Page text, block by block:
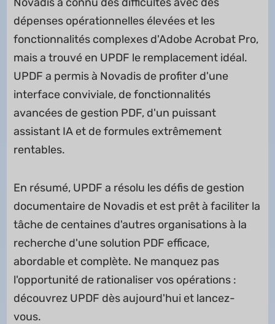
dépenses opérationnelles élevées et les
fonctionnalités complexes d'Adobe Acrobat Pro,
mais a trouvé en UPDF le remplacement idéal.
UPDF a permis à Novadis de profiter d'une
interface conviviale, de fonctionnalités
avancées de gestion PDF, d'un puissant
assistant IA et de formules extrêmement
rentables.
En résumé, UPDF a résolu les défis de gestion
documentaire de Novadis et est prêt à faciliter la
tâche de centaines d'autres organisations à la
recherche d'une solution PDF efficace,
abordable et complète. Ne manquez pas
l'opportunité de rationaliser vos opérations :
découvrez UPDF dès aujourd'hui et lancez-
vous.